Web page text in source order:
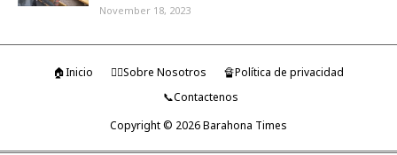
November 18, 2023
🏠Inicio 🤷‍♂️Sobre Nosotros
🔏Política de privacidad
📞Contactenos
Copyright © 2026Barahona Times